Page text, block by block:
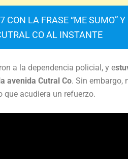
LA FRASE “ME SUMO” Y
CO AL INSTANTE
a la dependencia policial, y e
avenida Cutral Co. Sin embargo,
acudiera un refuerzo.